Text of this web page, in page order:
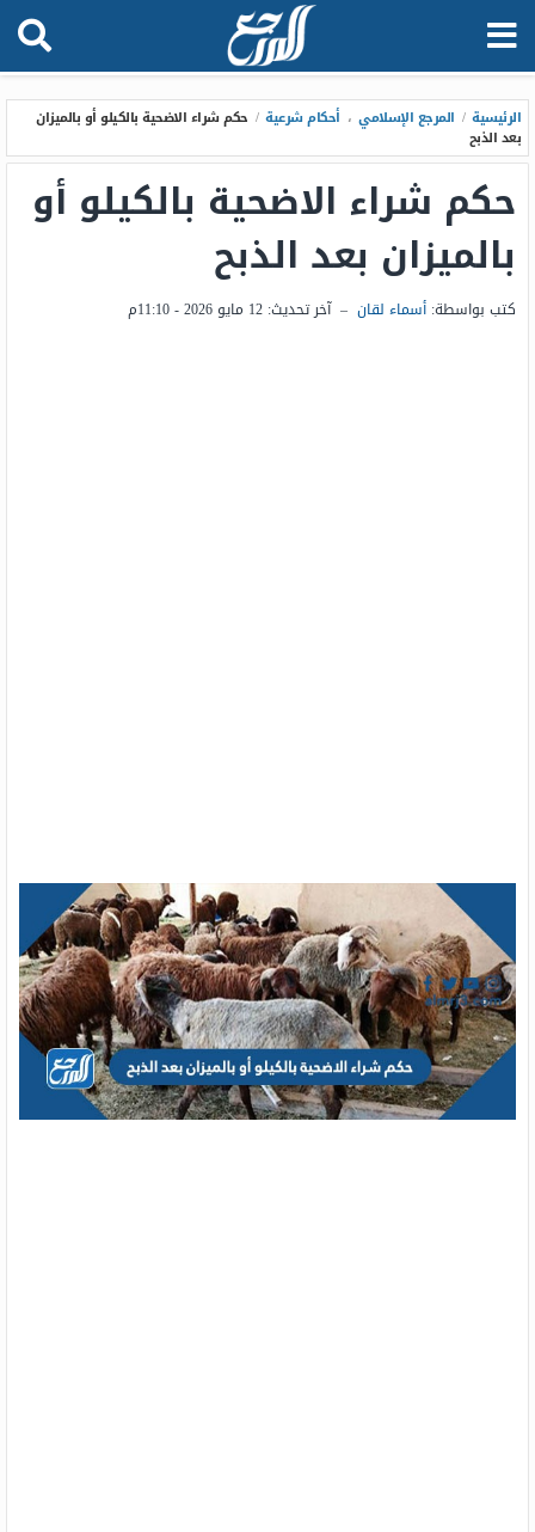
الرئيسية / المرجع الإسلامي ، أحكام شرعية / حكم شراء الاضحية بالكيلو أو بالميزان
بعد الذبح
حكم شراء الاضحية بالكيلو أو
بالميزان بعد الذبح
كتب بواسطة: أسماء لقان – آخر تحديث: 12 مايو 2026 - 11:10م